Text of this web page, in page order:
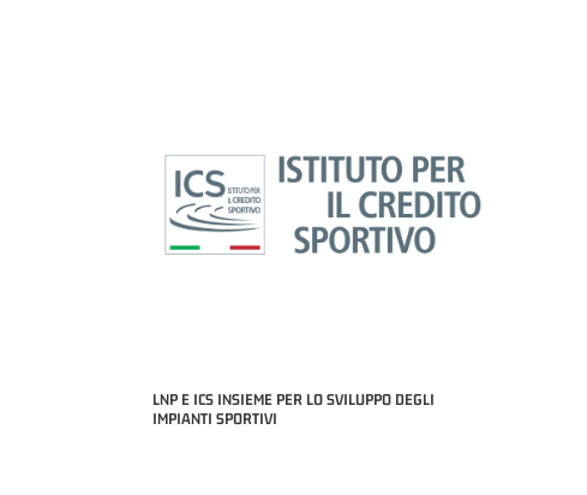
LNP E ICS INSIEME PER LO SVILUPPO DEGLI
IMPIANTI SPORTIVI